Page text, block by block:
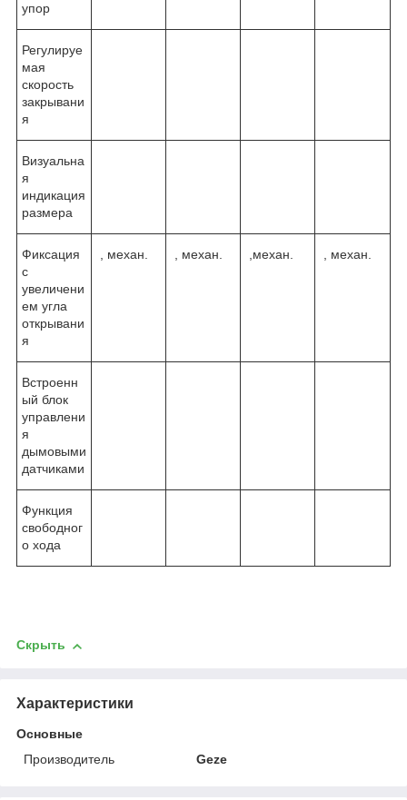
упор
Регулируе
мая
скорость
закрывани
я
Визуальна
я
индикация
размера
Фиксация
с
увеличени
ем угла
открывани
я
, механ. , механ. ,механ. , механ.
Встроенн
ый блок
управлени
я
дымовыми
датчиками
Функция
свободног
о хода
Скрыть
Характеристики
Основные
Производитель
Geze